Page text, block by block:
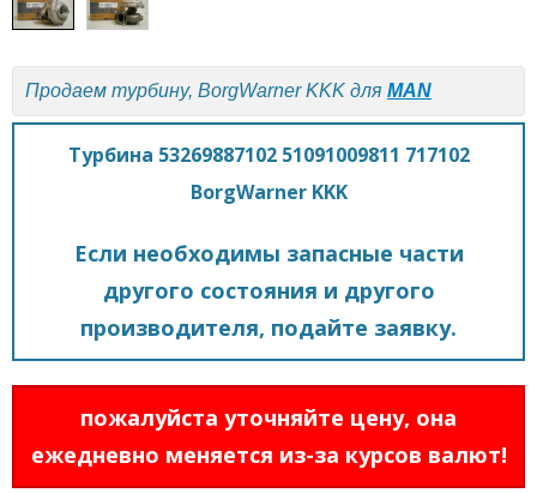
Продаем турбину, BorgWarner KKK для MAN
Турбина 53269887102 51091009811 717102
BorgWarner KKK
Если необходимы запасные части
другого состояния и другого
производителя, подайте заявку.
пожалуйста уточняйте цену, она
ежедневно меняется из-за курсов валют!